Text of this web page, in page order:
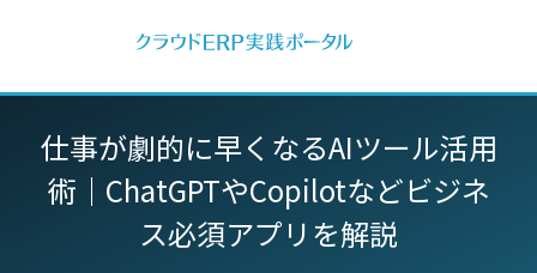
仕事が劇的に早くなるAIツール活用
術｜ ChatGPTやCopilotなどビジネ
ス必須アプリを解説